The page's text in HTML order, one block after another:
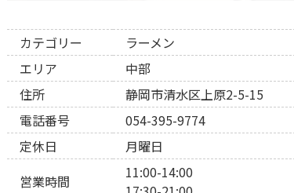
カテゴリー
ラーメン
エリア
中部
住所
静岡市清水区上原2-5-15
電話番号
054-395-9774
定休日
月曜日
営業時間
11:00-14:00